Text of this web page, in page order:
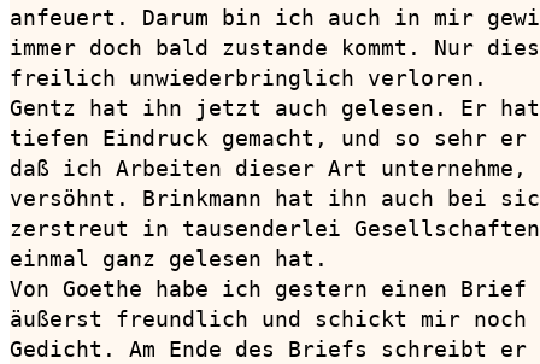
anfeuert. Darum bin ich auch in mir
immer doch bald zustande kommt. Nur
freilich unwiederbringlich verloren.
Gentz hat ihn jetzt auch gelesen. Er
tiefen Eindruck gemacht, und so sehr
daß ich Arbeiten dieser Art
versöhnt. Brinkmann hat ihn auch bei
zerstreut in tausenderlei
einmal ganz gelesen hat.
Von Goethe habe ich gestern einen
äußerst freundlich und schickt mir noch
Gedicht. Am Ende des Briefs schreibt